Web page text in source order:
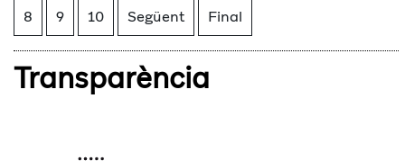
8 9 10 Següent Final
Transparència